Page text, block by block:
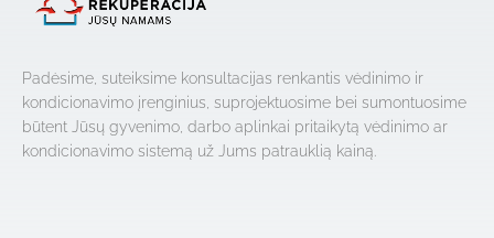
Padėsime, suteiksime konsultacijas renkantis vėdinimo ir
kondicionavimo įrenginius, suprojektuosime bei sumontuosime
būtent Jūsų gyvenimo, darbo aplinkai pritaikytą vėdinimo ar
kondicionavimo sistemą už Jums patrauklią kainą.